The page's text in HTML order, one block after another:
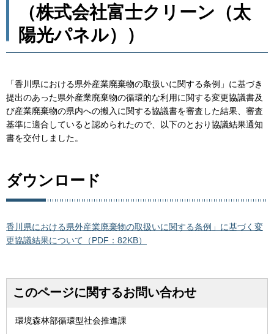
（株式会社富士クリーン（太
陽光パネル））
「香川県における県外産業廃棄物の取扱いに関する条例」に基づき
提出のあった県外産業廃棄物の循環的な利用に関する変更協議書及
び産業廃棄物の県内への搬入に関する協議書を審査した結果、審査
基準に適合していると認められたので、以下のとおり協議結果通知
書を交付しました。
ダウンロード
香川県における県外産業廃棄物の取扱いに関する条例」に基づく変
更協議結果について（PDF：82KB）
このページに関するお問い合わせ
環境森林部循環型社会推進課